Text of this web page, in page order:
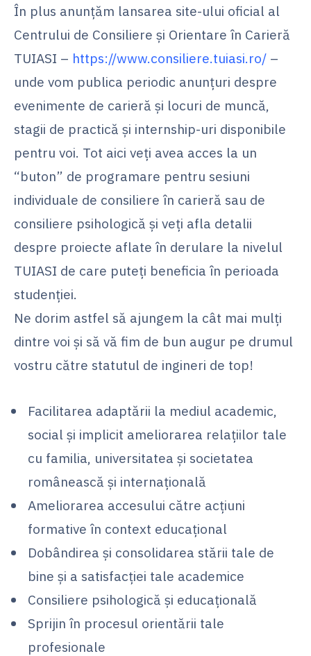
În plus anunțăm lansarea site-ului oficial al
Centrului de Consiliere și Orientare în Carieră
TUIASI – https://www.consiliere.tuiasi.ro/ –
unde vom publica periodic anunțuri despre
evenimente de carieră și locuri de muncă,
stagii de practică și internship-uri disponibile
pentru voi. Tot aici veți avea acces la un
“buton” de programare pentru sesiuni
individuale de consiliere în carieră sau de
consiliere psihologică și veți afla detalii
despre proiecte aflate în derulare la nivelul
TUIASI de care puteți beneficia în perioada
studenției.
Ne dorim astfel să ajungem la cât mai mulți
dintre voi și să vă fim de bun augur pe drumul
vostru către statutul de ingineri de top!
Facilitarea adaptării la mediul academic,
social şi implicit ameliorarea relaţiilor tale
cu familia, universitatea şi societatea
românească şi internaţională
Ameliorarea accesului către acţiuni
formative în context educaţional
Dobândirea şi consolidarea stării tale de
bine şi a satisfacţiei tale academice
Consiliere psihologică și educațională
Sprijin în procesul orientării tale
profesionale